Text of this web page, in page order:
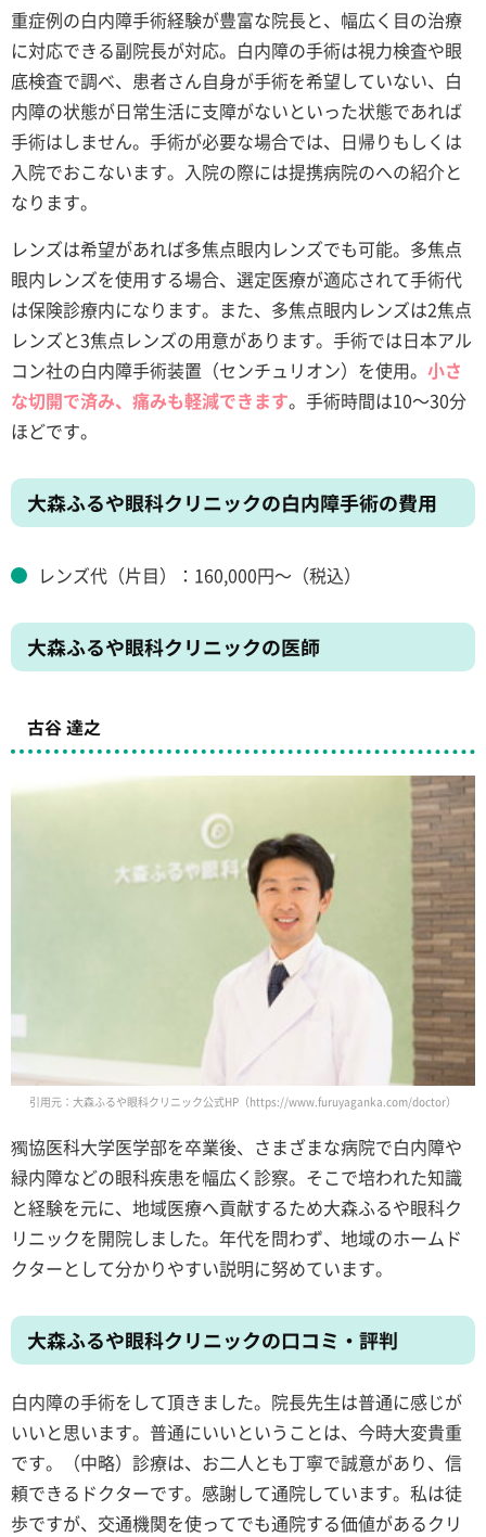
重症例の白内障手術経験が豊富な院長と、幅広く目の治療
に対応できる副院長が対応。白内障の手術は視力検査や眼
底検査で調べ、患者さん自身が手術を希望していない、白
内障の状態が日常生活に支障がないといった状態であれば
手術はしません。手術が必要な場合では、日帰りもしくは
入院でおこないます。入院の際には提携病院のへの紹介と
なります。
レンズは希望があれば多焦点眼内レンズでも可能。多焦点
眼内レンズを使用する場合、選定医療が適応されて手術代
は保険診療内になります。また、多焦点眼内レンズは2焦点
レンズと3焦点レンズの用意があります。手術では日本アル
コン社の白内障手術装置（センチュリオン）を使用。 小さ
な切開で済み、痛みも軽減できます。手術時間は10～30分
ほどです。
大森ふるや眼科クリニックの白内障手術の費用
レンズ代（片目）：160,000円～（税込）
大森ふるや眼科クリニックの医師
古谷 達之
引用元：大森ふるや眼科クリニック公式HP（https://www.furuyaganka.com/doctor）
獨協医科大学医学部を卒業後、さまざまな病院で白内障や
緑内障などの眼科疾患を幅広く診察。そこで培われた知識
と経験を元に、地域医療へ貢献するため大森ふるや眼科ク
リニックを開院しました。年代を問わず、地域のホームド
クターとして分かりやすい説明に努めています。
大森ふるや眼科クリニックの口コミ・評判
白内障の手術をして頂きました。院長先生は普通に感じが
いいと思います。普通にいいということは、今時大変貴重
です。（中略）診療は、お二人とも丁寧で誠意があり、信
頼できるドクターです。感謝して通院しています。私は徒
歩ですが、交通機関を使ってでも通院する価値があるクリ